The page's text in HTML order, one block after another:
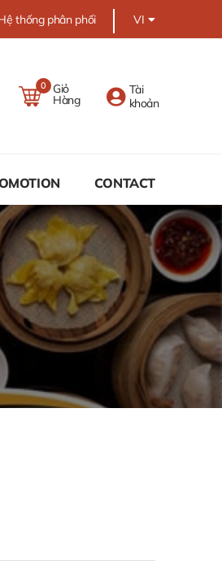
thống phân phối VI
0 Giỏ
Hàng
Tài
khoản
CONTACT